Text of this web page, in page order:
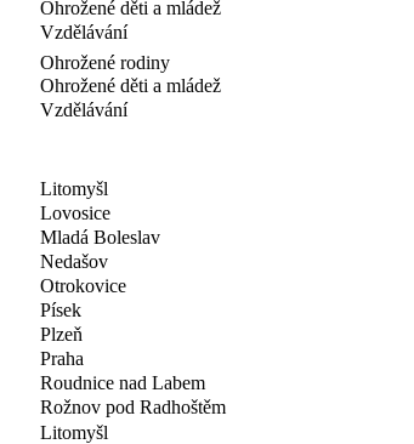
Ohrožené děti a mládež
Vzdělávání
Ohrožené rodiny
Ohrožené děti a mládež
Vzdělávání
Litomyšl
Lovosice
Mladá Boleslav
Nedašov
Otrokovice
Písek
Plzeň
Praha
Roudnice nad Labem
Rožnov pod Radhoštěm
Litomyšl